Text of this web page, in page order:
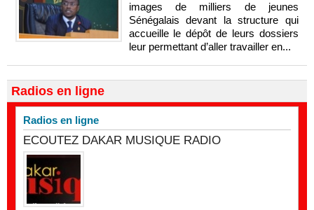
images de milliers de jeunes
Sénégalais devant la structure qui
accueille le dépôt de leurs dossiers
leur permettant d’aller travailler en...
Radios en ligne
Radios en ligne
ECOUTEZ DAKAR MUSIQUE RADIO